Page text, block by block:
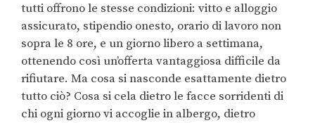
tutti offrono le stesse condizioni: vitto e alloggio
assicurato, stipendio onesto, orario di lavoro non
sopra le 8 ore, e un giorno libero a settimana,
ottenendo così un’offerta vantaggiosa difficile da
rifiutare. Ma cosa si nasconde esattamente dietro
tutto ciò? Cosa si cela dietro le facce sorridenti di
chi ogni giorno vi accoglie in albergo, dietro